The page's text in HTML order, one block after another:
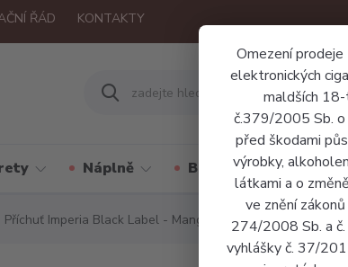
Omezení
elektronických
maldších
č.379/2005 Sb. o
před škodami
výrobky,
látkami a o
ve znění
274/2008 Sb. a
vyhlášky č. 37/
ŘÁD KONTAKTY
Náplně Báze a příchutě
Příchuť Imperia Black Label - Mango 10ml